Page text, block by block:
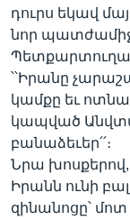
դուրս եկավ
նոր
՝՝Իրանը
կամքը եւ
կապված
բանաձեւեր՛՛։
Նրա խոսքերով,
Իրանն ունի
զինանոցը՝